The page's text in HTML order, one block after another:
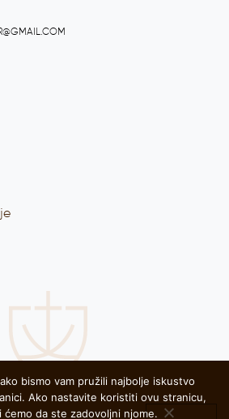
sv. Jeronima - Zadar, sva prava pridržana
bismo vam pružili najbolje iskustvo
Ako nastavite koristiti ovu stranicu,
da ste zadovoljni njome.